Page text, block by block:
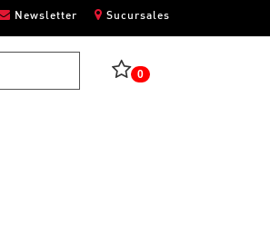
Newsletter Sucursales
0